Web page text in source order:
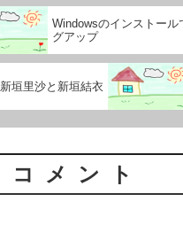
Windowsのインストール
グアップ
新垣里沙と新垣結衣
コメント